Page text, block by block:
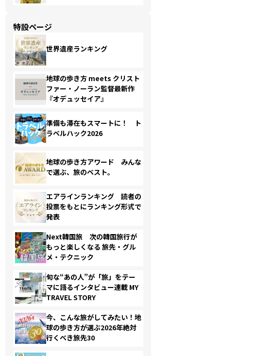
特設ページ
世界遺産ランキング
地球の歩き方 meets クリスト
ファー・ノーラン監督最新作
『オデュッセイア』
準備も滞在もスマートに！ ト
ラベルハック2026
地球の歩き方アワード みんな
で選ぶ、旅のベスト。
エアラインランキング 読者の
投票をもとにランキング形式で
発表
Next韓国旅 次の韓国旅行が
もっと楽しくなる 旅先・グル
メ・テクニック
旬な“あの人”が「旅」をテー
マに語るインタビュー連載 MY
TRAVEL STORY
今、こんな旅がしてみたい！地
球の歩き方が選ぶ2026年絶対
行くべき旅先30